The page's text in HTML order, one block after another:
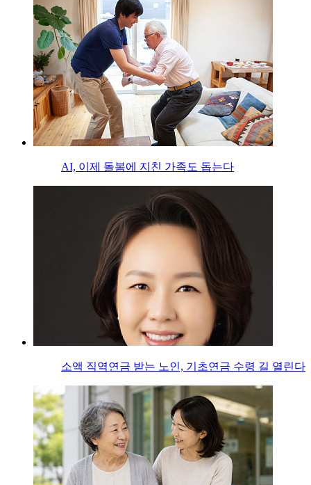
AI, 이제 돌봄에 지친 가족도 돕는다
소액 직역연금 받는 노인, 기초연금 수령 길 열린다